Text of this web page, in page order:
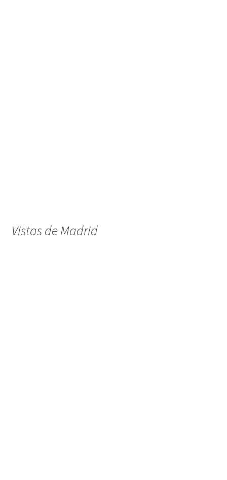
Vistas de Madrid